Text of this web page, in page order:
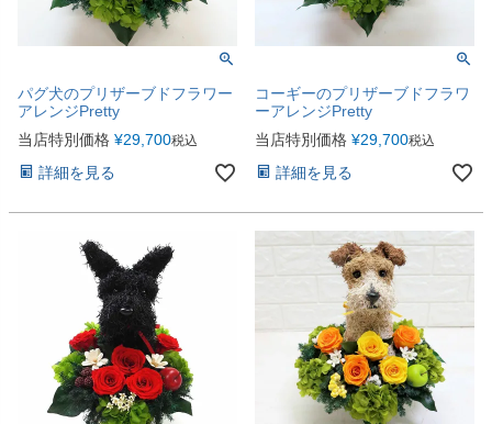
パグ犬のプリザーブドフラワー
アレンジPretty
当店特別価格 ¥29,700税込
詳細を見る
コーギーのプリザーブドフラワ
ーアレンジPretty
当店特別価格 ¥29,700税込
詳細を見る